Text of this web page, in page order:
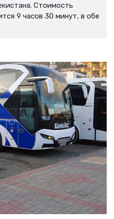
Стоимость
9 часов 30 минут, в обе